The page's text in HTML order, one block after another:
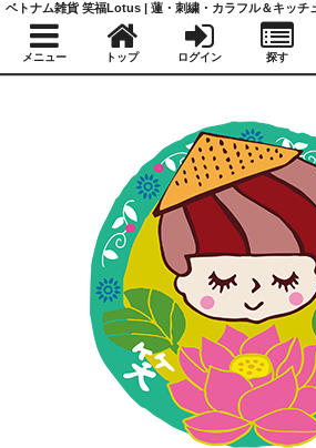
メニュー トップ ログイン 探す